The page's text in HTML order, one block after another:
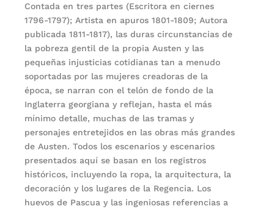
Contada en tres partes (Escritora en ciernes
1796-1797); Artista en apuros 1801-1809; Autora
publicada 1811-1817), las duras circunstancias de
la pobreza gentil de la propia Austen y las
pequeñas injusticias cotidianas tan a menudo
soportadas por las mujeres creadoras de la
época, se narran con el telón de fondo de la
Inglaterra georgiana y reflejan, hasta el más
mínimo detalle, muchas de las tramas y
personajes entretejidos en las obras más grandes
de Austen. Todos los escenarios y escenarios
presentados aquí se basan en los registros
históricos, incluyendo la ropa, la arquitectura, la
decoración y los lugares de la Regencia. Los
huevos de Pascua y las ingeniosas referencias a